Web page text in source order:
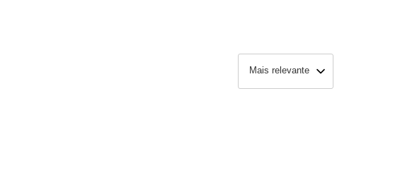
Mais relevante